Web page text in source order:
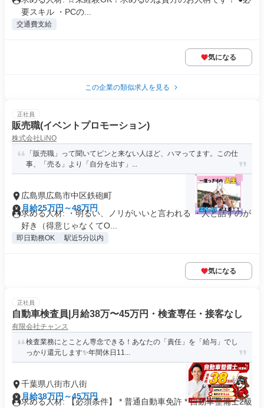
要スキル ・PCの...
交通費支給
気になる
この企業の類似求人を見る
正社員
販売職(イベントプロモーション)
株式会社LiNO
「販売職」って聞いてピンと来ない人ほど、ハマってます。この仕
事、「売る」より「自分を出す」...
広島県広島市中区鉄砲町
月給25万円～48万円
求める人材: ・明るい、ノリがいいと言われる ・人と話すのが
好き（得意じゃなくてO...
即日勤務OK 駅近5分以内
気になる
正社員
自動車検査員|月給38万〜45万円・検査専任・接客なし
有限会社チャンス
検査業務にとことん専念できる！あなたの「責任」を「給与」でし
っかり還元します✨年間休日11...
千葉県八街市八街
月給38万円～45万円
求める人材: 【必須条件】 * 普通自動車免許 * 自動車整備士2級